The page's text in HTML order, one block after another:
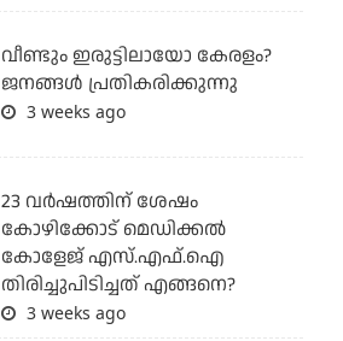
വീണ്ടും ഇരുട്ടിലായോ കേരളം?
ജനങ്ങൾ പ്രതികരിക്കുന്നു
3 weeks ago
23 വർഷത്തിന് ശേഷം
കോഴിക്കോട് മെഡിക്കൽ
കോളേജ് എസ്.എഫ്.ഐ
തിരിച്ചുപിടിച്ചത് എങ്ങനെ?
3 weeks ago